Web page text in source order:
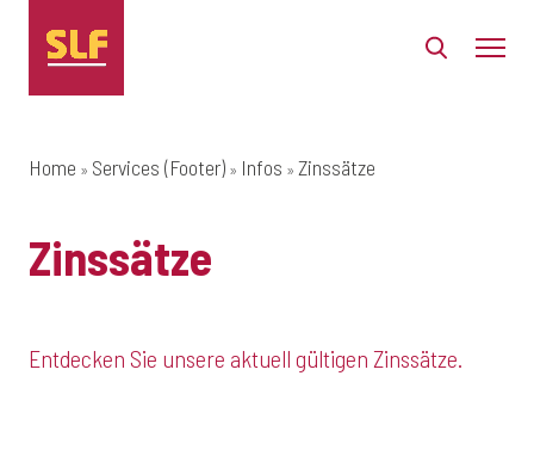
Home Services (Footer) Infos Zinssätze
Zinssätze
Entdecken Sie unsere aktuell gültigen Zinssätze.